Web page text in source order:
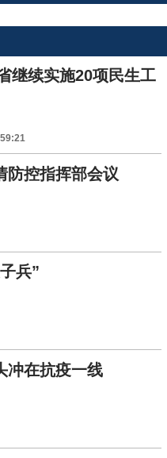
继续实施20项民生工
防控指挥部会议
兵”
冲在抗疫一线